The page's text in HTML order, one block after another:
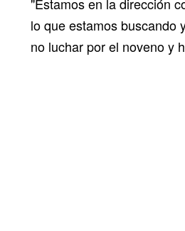
"Estamos en la dirección
lo que estamos buscando
no luchar por el noveno y